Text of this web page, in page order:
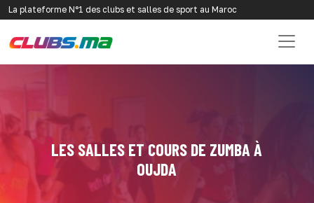
La plateforme N°1 des clubs et salles de sport au Maroc
LES SALLES ET COURS DE ZUMBA À
OUJDA